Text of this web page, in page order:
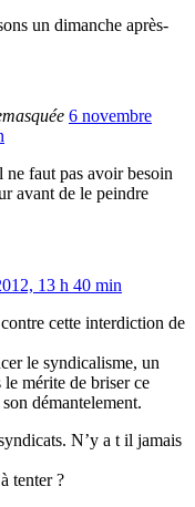
un dimanche après-
6 novembre
ne faut pas avoir besoin
avant de le peindre
13 h 40 min
cette interdiction de
le syndicalisme, un
mérite de briser ce
démantelement.
N’y a t il jamais
tenter ?